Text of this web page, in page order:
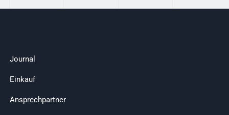
Journal
Einkauf
Ansprechpartner